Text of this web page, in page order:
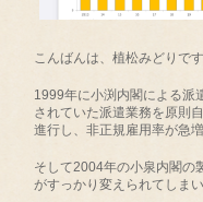
こんばんは、植松みどりです
1999年に小渕内閣による派
されていた派遣業務を原則
進行し、非正規雇用率が急増
そして2004年の小泉内閣の
がすっかり変えられてしまい